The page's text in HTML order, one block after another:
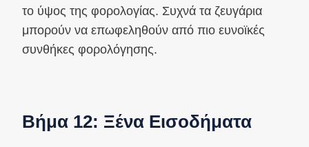
το ύψος της φορολογίας. Συχνά τα ζευγάρια
μπορούν να επωφεληθούν από πιο ευνοϊκές
συνθήκες φορολόγησης.
Βήμα 12: Ξένα Εισοδήματα